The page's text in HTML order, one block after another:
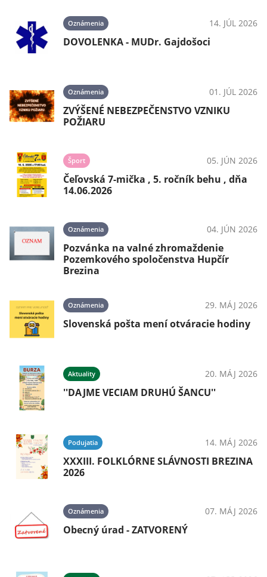
Oznámenia 14. JÚL 2026
DOVOLENKA - MUDr. Gajdošoci
Oznámenia 01. JÚL 2026
ZVÝŠENÉ NEBEZPEČENSTVO VZNIKU
POŽIARU
Šport 05. JÚN 2026
Čeľovská 7-mička , 5. ročník behu , dňa
14.06.2026
Oznámenia 04. JÚN 2026
Pozvánka na valné zhromaždenie
Pozemkového spoločenstva Hupčír
Brezina
Oznámenia 29. MÁJ 2026
Slovenská pošta mení otváracie hodiny
Aktuality 20. MÁJ 2026
''DAJME VECIAM DRUHÚ ŠANCU''
Podujatia 14. MÁJ 2026
XXXIII. FOLKLÓRNE SLÁVNOSTI BREZINA
2026
Oznámenia 07. MÁJ 2026
Obecný úrad - ZATVORENÝ